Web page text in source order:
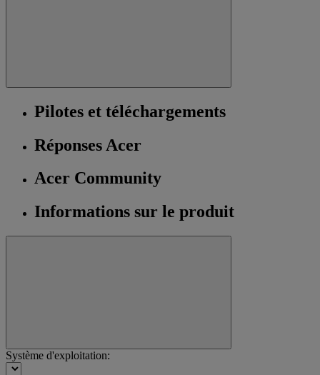
Pilotes et téléchargements
Réponses Acer
Acer Community
Informations sur le produit
Système d'exploitation: